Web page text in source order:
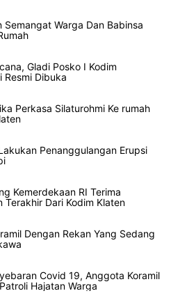
Semangat Warga Dan Babinsa
Gladi Posko I Kodim
Resmi Dibuka
Perkasa Silaturohmi Ke rumah
Penanggulangan Erupsi
Kemerdekaan RI Terima
Terakhir Dari Kodim Klaten
Dengan Rekan Yang Sedang
Covid 19, Anggota Koramil
Hajatan Warga